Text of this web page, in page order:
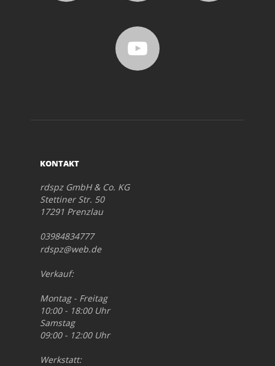
KONTAKT
rdspz GmbH & Co. KG
Stettiner Str. 50
17291 Prenzlau
03984834777
rdspz@web.de
Verkauf:
Montag - Freitag
10:00 - 18:00 Uhr
Samstag
09:00 - 12:00 Uhr
Werkstatt: